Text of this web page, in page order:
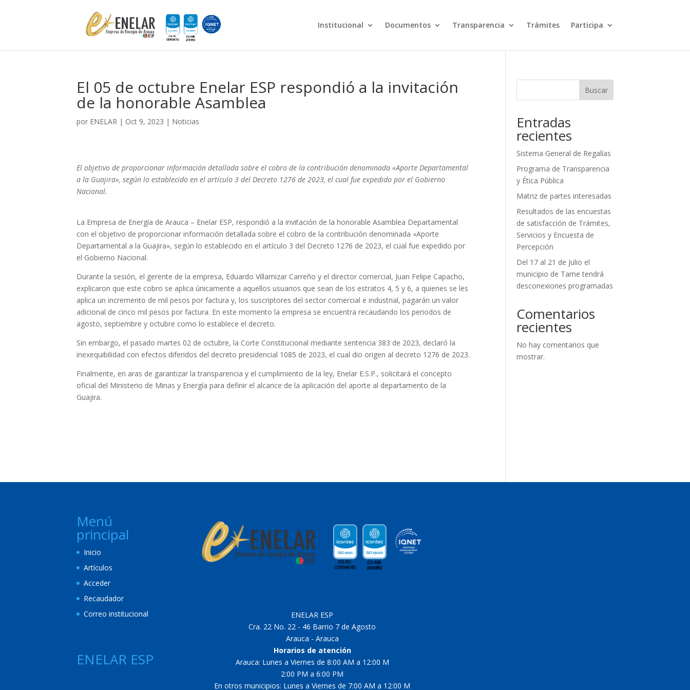
Institucional Documentos Transparencia Trámites Participa
El 05 de octubre Enelar ESP respondió a la invitación
de la honorable Asamblea
por ENELAR | Oct 9, 2023 | Noticias
El objetivo de proporcionar información detallada sobre el cobro de la contribución denominada «Aporte Departamental
a la Guajira», según lo establecido en el artículo 3 del Decreto 1276 de 2023, el cual fue expedido por el Gobierno
Nacional.
La Empresa de Energía de Arauca – Enelar ESP, respondió a la invitación de la honorable Asamblea Departamental
con el objetivo de proporcionar información detallada sobre el cobro de la contribución denominada «Aporte
Departamental a la Guajira», según lo establecido en el artículo 3 del Decreto 1276 de 2023, el cual fue expedido por
el Gobierno Nacional.
Durante la sesión, el gerente de la empresa, Eduardo Villamizar Carreño y el director comercial, Juan Felipe Capacho,
explicaron que este cobro se aplica únicamente a aquellos usuarios que sean de los estratos 4, 5 y 6, a quienes se les
aplica un incremento de mil pesos por factura y, los suscriptores del sector comercial e industrial, pagarán un valor
adicional de cinco mil pesos por factura. En este momento la empresa se encuentra recaudando los periodos de
agosto, septiembre y octubre como lo establece el decreto.
Sin embargo, el pasado martes 02 de octubre, la Corte Constitucional mediante sentencia 383 de 2023, declaró la
inexequibilidad con efectos diferidos del decreto presidencial 1085 de 2023, el cual dio origen al decreto 1276 de 2023.
Finalmente, en aras de garantizar la transparencia y el cumplimiento de la ley, Enelar E.S.P., solicitará el concepto
oficial del Ministerio de Minas y Energía para definir el alcance de la aplicación del aporte al departamento de la
Guajira.
Buscar
Entradas
recientes
Sistema General de Regalías
Programa de Transparencia
y Ética Pública
Matriz de partes interesadas
Resultados de las encuestas
de satisfacción de Trámites,
Servicios y Encuesta de
Percepción
Del 17 al 21 de Julio el
municipio de Tame tendrá
desconexiones programadas
Comentarios
recientes
No hay comentarios que
mostrar.
Menú
principal
Inicio
Artículos
Acceder
Recaudador
Correo institucional
ENELAR ESP
ENELAR ESP
Cra. 22 No. 22 - 46 Barrio 7 de Agosto
Arauca - Arauca
Horarios de atención
Arauca: Lunes a Viernes de 8:00 AM a 12:00 M
2:00 PM a 6:00 PM
En otros municipios: Lunes a Viernes de 7:00 AM a 12:00 M